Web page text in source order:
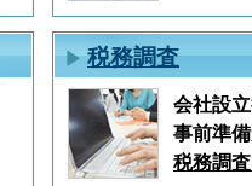
税務調査
会社設
事前準
税務調